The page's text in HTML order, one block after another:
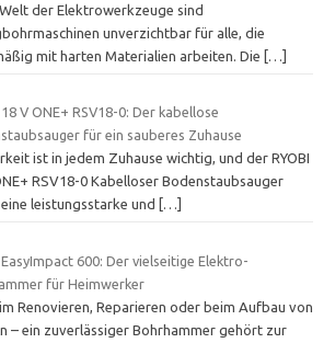
der Elektrowerkzeuge sind
unverzichtbar für alle, die
mit harten Materialien arbeiten. Die
[…]
18 V ONE+ RSV18-0: Der kabellose
für ein sauberes Zuhause
ist in jedem Zuhause wichtig, und der RYOBI
RSV18-0 Kabelloser Bodenstaubsauger
leistungsstarke und
[…]
600: Der vielseitige Elektro-
für Heimwerker
Renovieren, Reparieren oder beim Aufbau von
– ein zuverlässiger Bohrhammer gehört zur